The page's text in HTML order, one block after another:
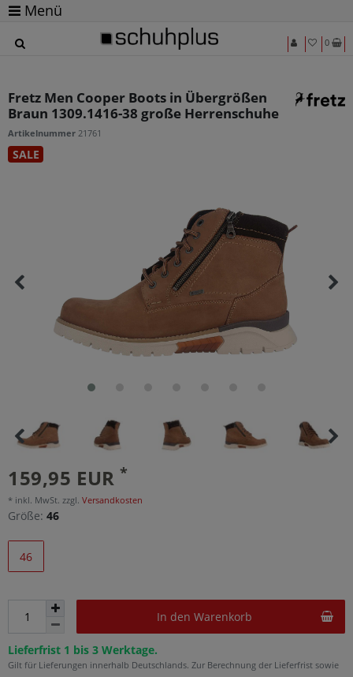
Menü
0
Fretz Men Cooper Boots in Übergrößen
Braun 1309.1416-38 große Herrenschuhe
Artikelnummer 21761
SALE
159,95 EUR*
* inkl. MwSt. zzgl. Versandkosten
Größe: 46
46
In den Warenkorb
Lieferfrist 1 bis 3 Werktage.
Gilt für Lieferungen innerhalb Deutschlands. Zur Berechnung der Lieferfrist sowie